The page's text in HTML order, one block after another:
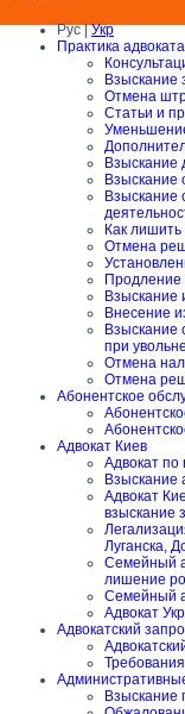
Рус |Укр
Практика адвоката
Взыскание
Отмена
Статьи и
Взыскание
Взыскание
Взыскание
Как лишить
Отмена
Продление
Взыскание
Внесение
Взыскание
при
Отмена
Отмена
Абонентское
Адвокат Киев
Адвокат по
Взыскание
Адвокат
взыскание
Луганска,
Семейный
лишение
Семейный
Адвокат
Адвокатский
Взыскание